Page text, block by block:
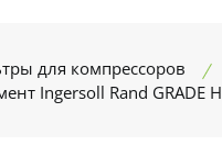
для компрессоров
Ingersoll Rand GRADE